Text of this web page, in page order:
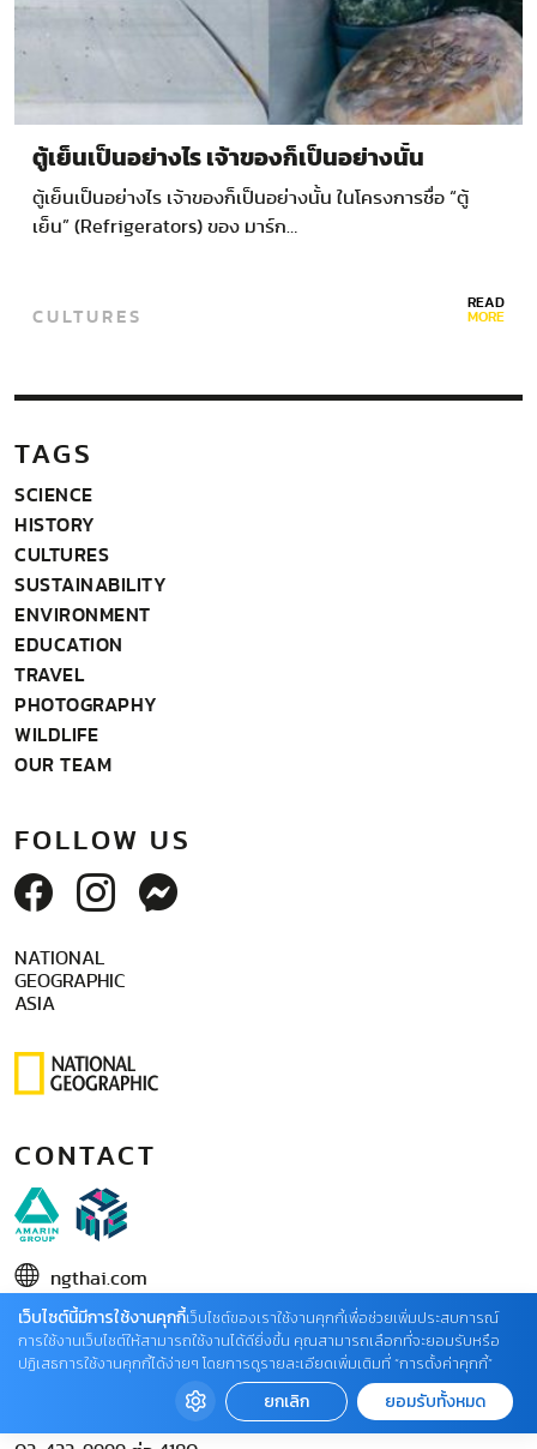
ตู้เย็นเป็นอย่างไร เจ้าของก็เป็นอย่างนั้น
ตู้เย็นเป็นอย่างไร เจ้าของก็เป็นอย่างนั้น ในโครงการชื่อ “ตู้
เย็น” (Refrigerators) ของ มาร์ก…
CULTURES READ
MORE
TAGS
SCIENCE
HISTORY
CULTURES
SUSTAINABILITY
ENVIRONMENT
EDUCATION
TRAVEL
PHOTOGRAPHY
WILDLIFE
OUR TEAM
FOLLOW US
NATIONAL
GEOGRAPHIC
ASIA
CONTACT
ngthai.com
บริษัท เอเอ็มอี อิมเมจิเนทีฟ จำกัด
ในเครือ บริษัท อมรินทร์ คอร์เปอเรชั่นส์ จำกัด (มหาชน)
02 422 9999 ต่อ 4220
ติดต่อแจ้งปัญหาหรือร้องเรียน
เว็บไซต์นี้มีการใช้งานคุกกี้เว็บไซต์ของเราใช้งานคุกกี้เพื่อช่วยเพิ่มประสบการณ์
การใช้งานเว็บไซต์ให้สามารถใช้งานได้ดียิ่งขึ้น คุณสามารถเลือกที่จะยอมรับหรือ
ปฏิเสธการใช้งานคุกกี้ได้ง่ายๆ โดยการดูรายละเอียดเพิ่มเติมที่ “การตั้งค่าคุกกี้”
ยกเลิก ยอมรับทั้งหมด